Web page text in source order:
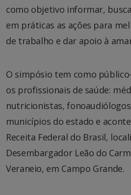
como objetivo informar,
em práticas as ações para
de trabalho e dar apoio à
O simpósio tem como
os profissionais de saúde:
nutricionistas,
municípios do estado e
Receita Federal do Brasil,
Desembargador Leão do
Veraneio, em Campo Grande.